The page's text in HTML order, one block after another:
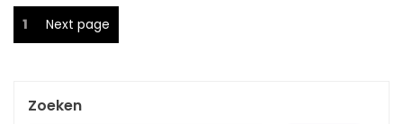
Berichten
Page
1 Next page
Zoeken